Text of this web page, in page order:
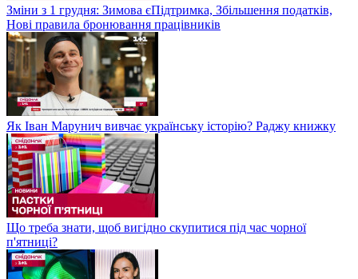
Зміни з 1 грудня: Зимова єПідтримка, Збільшення податків,
Нові правила бронювання працівників
Як Іван Марунич вивчає українську історію? Раджу книжку
Що треба знати, щоб вигідно скупитися під час чорної
п'ятниці?